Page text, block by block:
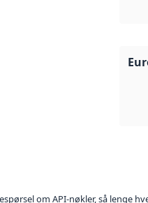
om API-nøkler, så lenge